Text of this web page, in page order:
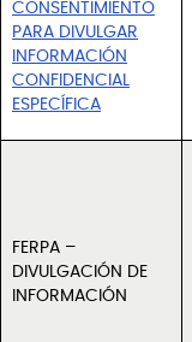
CONSENTIMIENTO
PARA DIVULGAR
INFORMACIÓN
CONFIDENCIAL
ESPECÍFICA
FERPA –
DIVULGACIÓN DE
INFORMACIÓN